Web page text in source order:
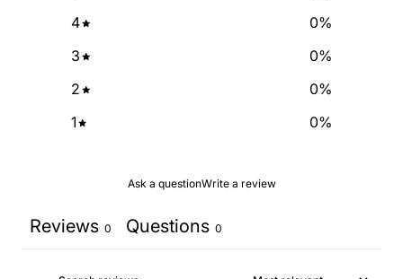
4
0%
3
0%
2
0%
1
0%
Ask a questionWrite a review
Reviews 0 Questions 0